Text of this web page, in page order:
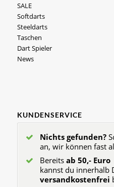
SALE
Softdarts
Steeldarts
Taschen
Dart Spieler
News
KUNDENSERVICE
Nichts gefunden?
an, wir können fast
Bereits ab 50,- Euro
kannst du innerhalb
versandkostenfrei